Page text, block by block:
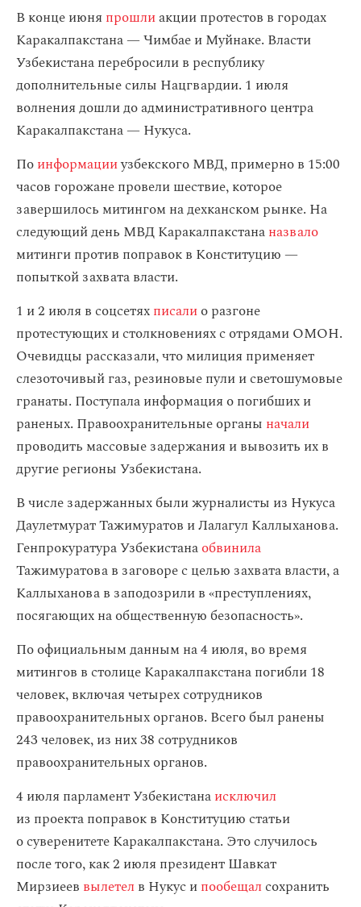
В конце июня прошлиакции протестов в городах
Каракалпакстана — Чимбае и Муйнаке. Власти
Узбекистана перебросили в республику
дополнительные силы Нацгвардии. 1 июля
волнения дошли до административного центра
Каракалпакстана — Нукуса.
Поинформацииузбекского МВД, примерно в 15:00
часов горожане провели шествие, которое
завершилось митингом на дехканском рынке. На
следующий день МВД Каракалпакстананазвало
митинги против поправок в Конституцию —
попыткой захвата власти.
1 и 2 июля в соцсетяхписалио разгоне
протестующих и столкновениях с отрядами ОМОН.
Очевидцы рассказали, что милиция применяет
слезоточивый газ, резиновые пули и светошумовые
гранаты. Поступала информация о погибших и
раненых. Правоохранительные органы начали
проводить массовые задержания и вывозить их в
другие регионы Узбекистана.
В числе задержанных были журналисты из Нукуса
Даулетмурат Тажимуратов и Лалагул Каллыханова.
Генпрокуратура Узбекистанаобвинила
Тажимуратова в заговоре с целью захвата власти, а
Каллыханова в заподозрили в «преступлениях,
посягающих на общественную безопасность».
По официальным данным на 4 июля, во время
митингов в столице Каракалпакстана погибли 18
человек, включая четырех сотрудников
правоохранительных органов. Всего был ранены
243 человек, из них 38 сотрудников
правоохранительных органов.
4 июля парламент Узбекистанаисключил
из проекта поправок в Конституцию статьи
о суверенитете Каракалпакстана. Это случилось
после того, как 2 июля президент Шавкат
Мирзиеев вылетел в Нукус ипообещалсохранить